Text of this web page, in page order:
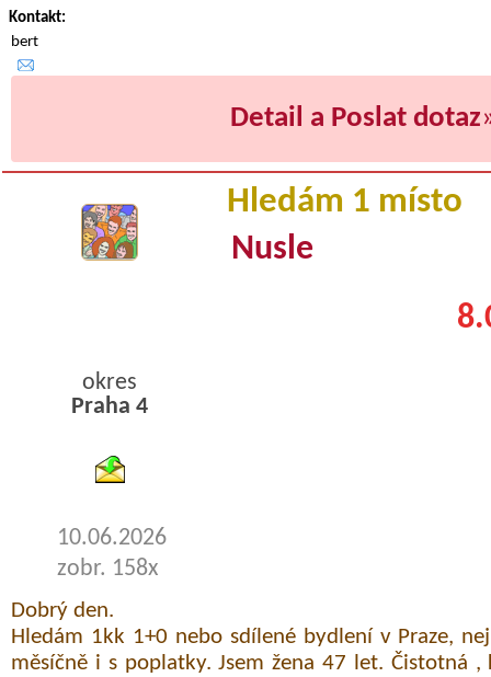
Kontakt:
bert
Detail a Poslat dotaz
Hledám 1 místo
Nusle
okres
Praha 4
10.06.2026
zobr. 158x
Dobrý den.
Hledám 1kk 1+0 nebo sdílené bydlení v Praze,
měsíčně i s poplatky. Jsem žena 47 let. Čistotná